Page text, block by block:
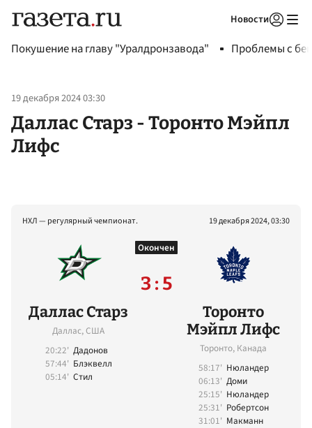
Новости
Покушение на главу "Уралдронзавода" Проблемы с
19 декабря 2024 03:30
Даллас Старз - Торонто Мэйпл
Лифс
НХЛ — регулярный чемпионат. 19 декабря 2024, 03:30
Даллас Старз
Даллас, США
20:22' Дадонов
57:44' Блэквелл
05:14' Стил
Окончен
3 : 5
Торонто
Мэйпл Лифс
Торонто, Канада
58:17' Нюландер
06:13' Доми
25:15' Нюландер
25:31' Робертсон
31:01' Макманн